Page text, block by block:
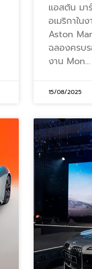
แอสตัน ม
อเมริกาใ
Aston
ฉลองครบ
งาน Mon…
15/08/2025